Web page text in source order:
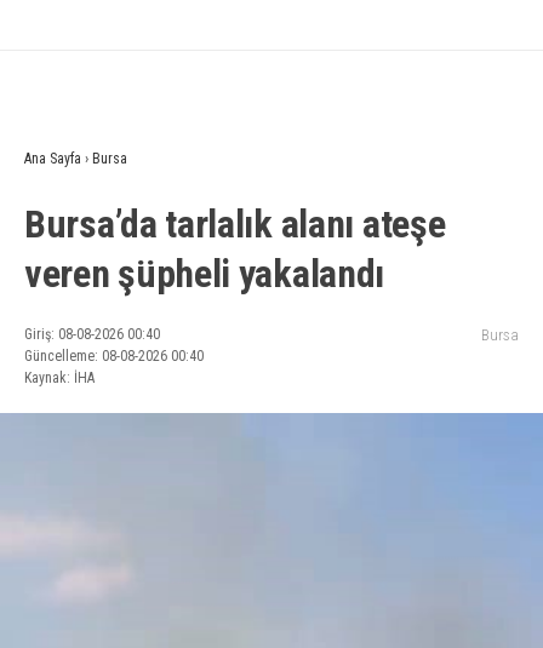
Ana Sayfa › Bursa
Bursa’da tarlalık alanı ateşe
veren şüpheli yakalandı
Giriş: 08-08-2026 00:40
Güncelleme: 08-08-2026 00:40
Kaynak: İHA
Bursa